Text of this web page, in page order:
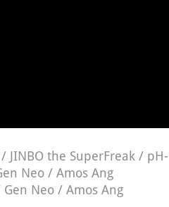
JINBO the SuperFreak /
Neo / Amos Ang
Gen Neo / Amos Ang